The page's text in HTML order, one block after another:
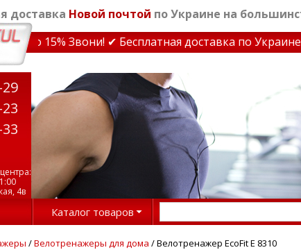
доставка Новой почтой по Украине на
до 15% Звони! ✔ Бесплатная доставка по Украине
4в
Каталог товаров
/Велотренажеры для дома / Велотренажер EcoFit E 8310